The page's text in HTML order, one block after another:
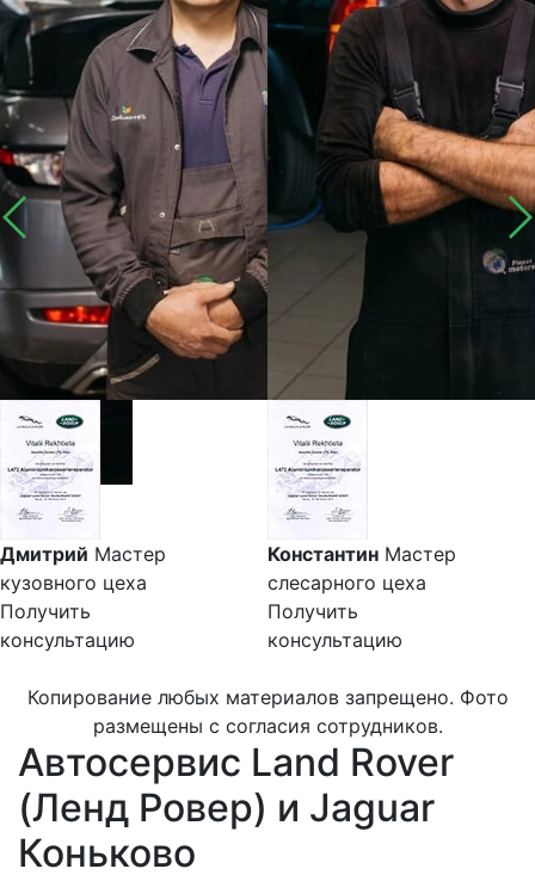
Дмитрий Мастер
кузовного цеха
Получить
консультацию
Константин Мастер
слесарного цеха
Получить
консультацию
Копирование любых материалов запрещено. Фото
размещены с согласия сотрудников.
Автосервис Land Rover
(Ленд Ровер) и Jaguar
Коньково